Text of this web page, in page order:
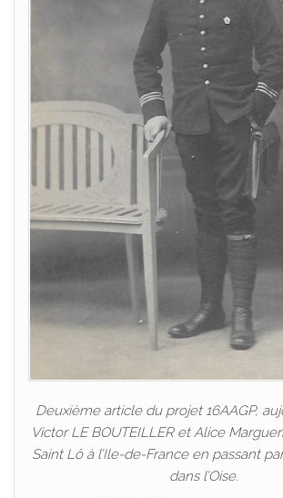
Deuxième article du projet 16AAGP,
Victor LE BOUTEILLER et Alice
Saint Lô à l’Ile-de-France en passant
dans l’Oise.